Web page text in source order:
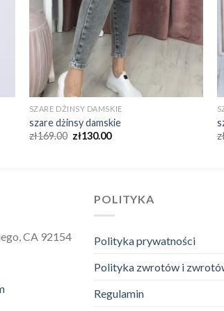
SZARE DŻINSY DAMSKIE
szare dżinsy damskie
zł169.00 zł130.00
CA 92154
POLITYKA
Polityka prywatności
Polityka zwrotów i
Regulamin